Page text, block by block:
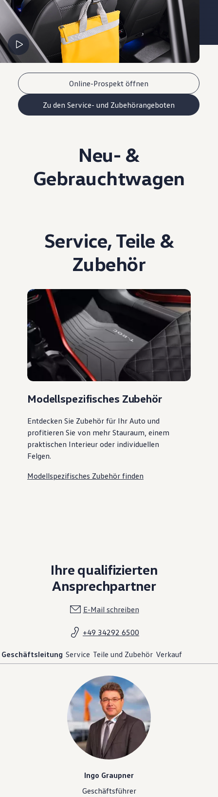
Online-Prospekt öffnen
Zu den Service- und Zubehörangeboten
Neu- &
Gebrauchtwagen
Service, Teile &
Zubehör
Modellspezifisches Zubehör
Entdecken Sie Zubehör für Ihr Auto und
profitieren Sie von mehr Stauraum, einem
praktischen Interieur oder individuellen
Felgen.
Modellspezifisches Zubehör finden
Ihre qualifizierten
Ansprechpartner
E-Mail schreiben
+49 34292 6500
Geschäftsleitung Service Teile und Zubehör Verkauf
Ingo Graupner
Geschäftsführer